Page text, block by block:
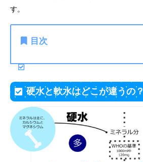
す。
目次
硬水と軟水はどこが違うの？